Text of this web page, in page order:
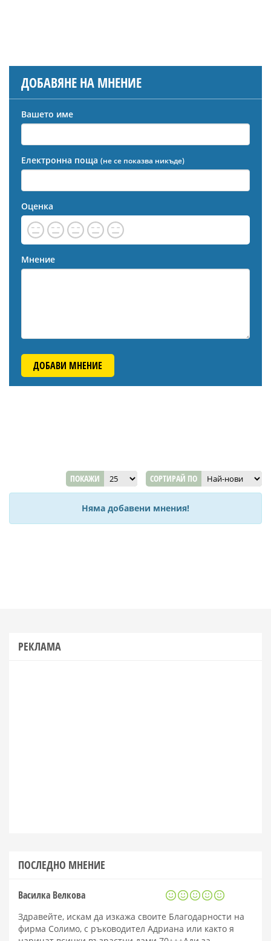
ДОБАВЯНЕ НА МНЕНИЕ
Вашето име
Електронна поща (не се показва никъде)
Оценка
Мнение
ДОБАВИ МНЕНИЕ
ПОКАЖИ СОРТИРАЙ ПО
Няма добавени мнения!
РЕКЛАМА
ПОСЛЕДНО МНЕНИЕ
Василка Велкова
Здравейте, искам да изкажа своите Благодарности на
фирма Солимо, с ръководител Адриана или както я